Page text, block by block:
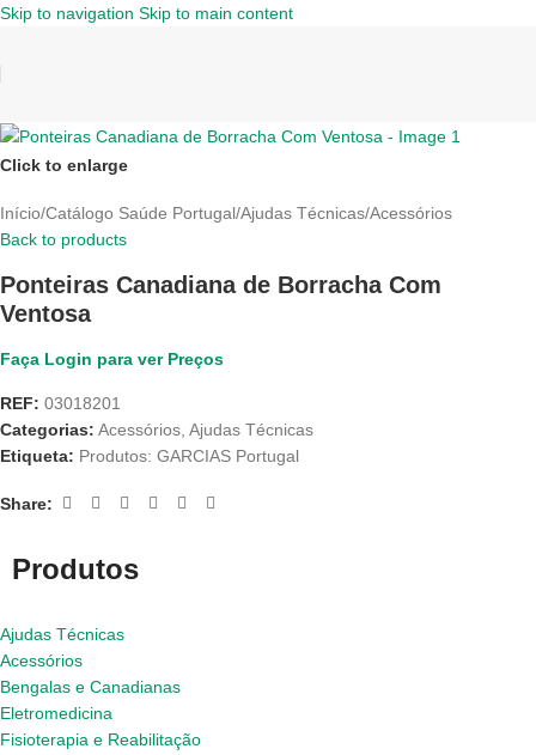
Skip to navigation Skip to main content
Produtos
Ajudas Técnicas
Acessórios
Bengalas e Canadianas
Eletromedicina
Fisioterapia e Reabilitação
Click to enlarge
Início/Catálogo Saúde Portugal/Ajudas Técnicas/Acessórios
Back to products
Ponteiras Canadiana de Borracha Com
Ventosa
Faça Login para ver Preços
REF: 03018201
Categorias: Acessórios, Ajudas Técnicas
Etiqueta: Produtos: GARCIAS Portugal
Share: